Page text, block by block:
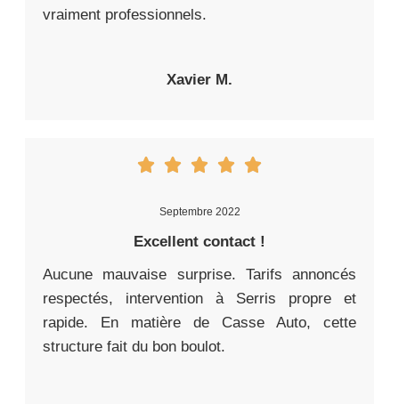
vraiment professionnels.
Xavier M.
Septembre 2022
Excellent contact !
Aucune mauvaise surprise. Tarifs annoncés
respectés, intervention à Serris propre et
rapide. En matière de Casse Auto, cette
structure fait du bon boulot.